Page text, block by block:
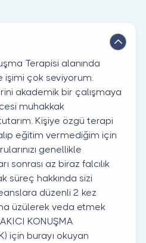
Terapisi alanında
çok seviyorum.
akademik bir çalışmaya
muhakkak
Kişiye özgü terapi
eğitim vermediğim için
genellikle
sonrası az biraz falcılık
süreç hakkında sizi
düzenli 2 kez
üzülerek veda etmek
KONUŞMA
için burayı okuyan